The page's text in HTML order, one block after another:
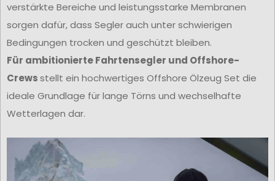
verstärkte Bereiche und leistungsstarke Membranen
sorgen dafür, dass Segler auch unter schwierigen
Bedingungen trocken und geschützt bleiben.
Für ambitionierte Fahrtensegler und Offshore-
Crewsstellt ein hochwertiges Offshore Ölzeug Set die
ideale Grundlage für lange Törns und wechselhafte
Wetterlagen dar.